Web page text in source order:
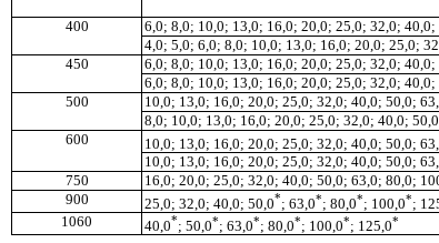
400
6,0; 8,0; 10,0; 13,0; 16,0; 20,0; 25,0; 32,0; 40,0;
4,0; 5,0; 6,0; 8,0; 10,0; 13,0; 16,0; 20,0; 25,0;
450
6,0; 8,0; 10,0; 13,0; 16,0; 20,0; 25,0; 32,0; 40,0;
6,0; 8,0; 10,0; 13,0; 16,0; 20,0; 25,0; 32,0; 40,0;
500
10,0; 13,0; 16,0; 20,0; 25,0; 32,0; 40,0; 50,0;
8,0; 10,0; 13,0; 16,0; 20,0; 25,0; 32,0; 40,0;
600
10,0; 13,0; 16,0; 20,0; 25,0; 32,0; 40,0; 50,0;
10,0; 13,0; 16,0; 20,0; 25,0; 32,0; 40,0; 50,0;
750
16,0; 20,0; 25,0; 32,0; 40,0; 50,0; 63,0; 80,0;
900
25,0; 32,0; 40,0; 50,0*; 63,0*; 80 0*; 100,0*;
1060
40,0*; 50,0*; 63,0*; 80,0*; 100,0*; 125,0*